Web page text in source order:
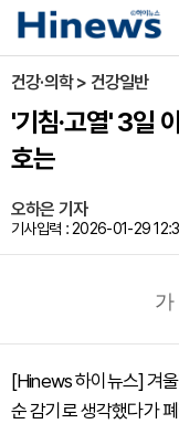
건강·의학 > 건강일반
'기침·고열' 3일
호는
오하은 기자
기사입력 : 2026-01-29
가
[Hinews 하이뉴스] 겨
순 감기로 생각했다가